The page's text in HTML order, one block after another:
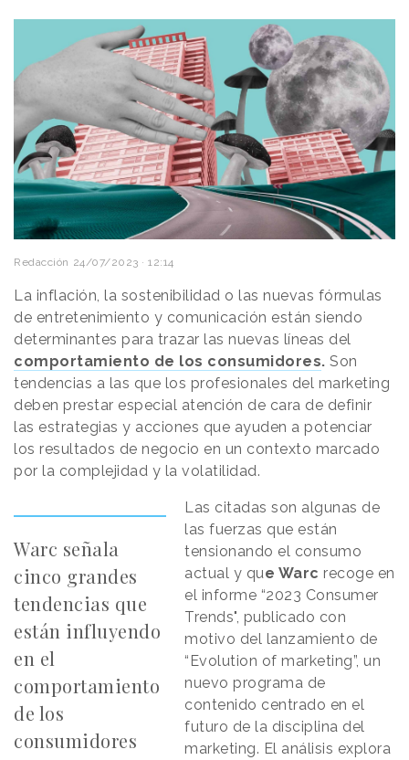
Redacción 24/07/2023 · 12:14
La inflación, la sostenibilidad o las nuevas fórmulas
de entretenimiento y comunicación están siendo
determinantes para trazar las nuevas líneas del
comportamiento de los consumidores. Son
tendencias a las que los profesionales del marketing
deben prestar especial atención de cara de definir
las estrategias y acciones que ayuden a potenciar
los resultados de negocio en un contexto marcado
por la complejidad y la volatilidad.
Warc señala
cinco grandes
tendencias que
están influyendo
en el
comportamiento
de los
consumidores
Las citadas son algunas de
las fuerzas que están
tensionando el consumo
actual y que Warc recoge en
el informe “2023 Consumer
Trends", publicado con
motivo del lanzamiento de
“Evolution of marketing”, un
nuevo programa de
contenido centrado en el
futuro de la disciplina del
marketing. El análisis explora